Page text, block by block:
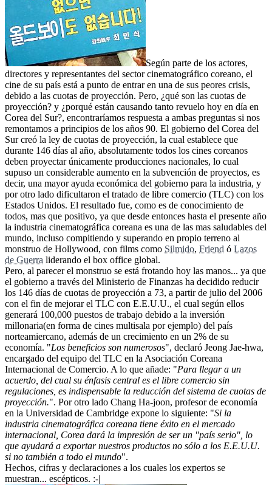
Según parte de los actores,
directores y representantes del sector cinematográfico coreano, el
cine de su país está a punto de entrar en una de sus peores crisis,
debido a las cuotas de proyección. Pero, ¿qué son las cuotas de
proyección? y ¿porqué están causando tanto revuelo hoy en día en
Corea del Sur?, encontraríamos respuesta a ambas preguntas si nos
remontamos a principios de los años 90. El gobierno del Corea del
Sur creó la ley de cuotas de proyección, la cual establece que
durante 146 días al año, absolutamente todos los cines coreanos
deben proyectar únicamente producciones nacionales, lo cual
supuso un considerable aumento en la subvención de proyectos, es
decir, una mayor ayuda económica del gobierno para la industria, y
por otro lado dificultaron el tratado de libre comercio (TLC) con los
Estados Unidos. El resultado fue, como es de conocimiento de
todos, mas que positivo, ya que desde entonces hasta el presente año
la industria cinematográfica coreana es una de las mas saludables del
mundo, incluso compitiendo y superando en propio terreno al
monstruo de Hollywood, con films como Silmido, Friend ó Lazos
de Guerra liderando el box office global.
Pero, al parecer el monstruo se está frotando hoy las manos... ya que
el gobierno a través del Ministerio de Finanzas ha decidido reducir
los 146 días de cuotas de proyección a 73, a partir de julio del 2006
con el fin de mejorar el TLC con E.E.U.U., el cual según ellos
generará 100,000 puestos de trabajo debido a la inversión
millonaria(en forma de cines multisala por ejemplo) del país
norteamiercano, además de un crecimiento en un 2% de su
economía. "Los beneficios son numerosos", declaró Jeong Jae-hwa,
encargado del equipo del TLC en la Asociación Coreana
Internacional de Comercio. A lo que añade: "Para llegar a un
acuerdo, del cual su énfasis central es el libre comercio sin
regulaciones, es indispensable la reducción del sistema de cuotas de
proyección.". Por otro lado Chang Ha-joon, profesor de economía
en la Universidad de Cambridge expone lo siguiente: "Si la
industria cinematográfica coreana tiene éxito en el mercado
internacional, Corea dará la impresión de ser un "país serio", lo
que ayudará a exportar nuestros productos no sólo a los E.E.U.U.
si no también a todo el mundo".
Hechos, cifras y declaraciones a los cuales los expertos se
muestran... escépticos. :-|